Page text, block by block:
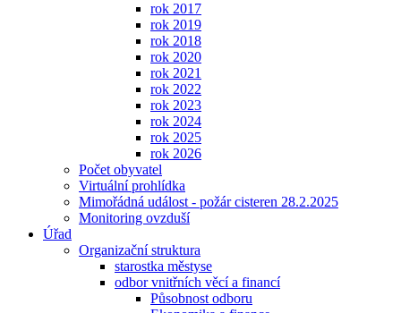
rok 2017
rok 2019
rok 2018
rok 2020
rok 2021
rok 2022
rok 2023
rok 2024
rok 2025
rok 2026
Počet obyvatel
Virtuální prohlídka
Mimořádná událost - požár cisteren 28.2.2025
Monitoring ovzduší
Úřad
Organizační struktura
starostka městyse
odbor vnitřních věcí a financí
Působnost odboru